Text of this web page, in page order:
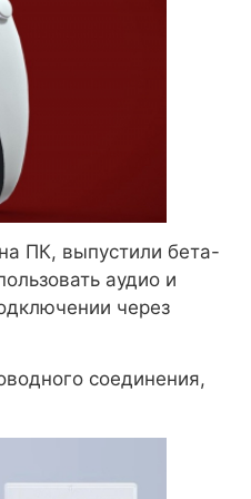
ПК, выпустили бета-
аудио и
через
соединения,